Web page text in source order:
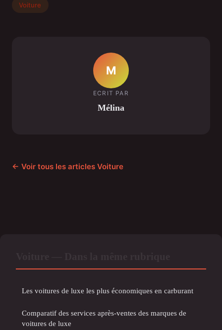
Voiture
M
ECRIT PAR
Mélina
← Voir tous les articles Voiture
Les voitures de luxe les plus économiques en carburant
Comparatif des services après-ventes des marques de
voitures de luxe